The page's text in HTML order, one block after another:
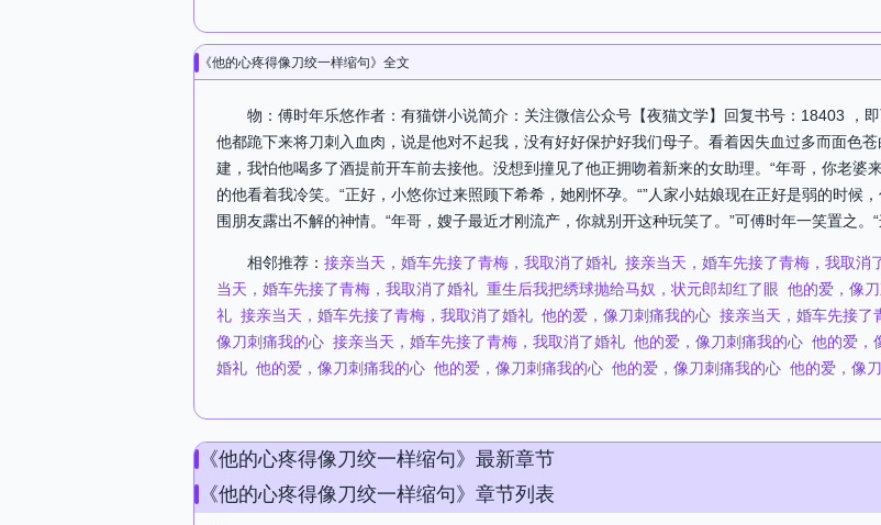
《他的心疼得像刀绞一样缩句》全文
物：傅时年乐悠作者：有猫饼小说简介：关注微信公众号【夜猫文学】回复书号：18403 ，
他都跪下来将刀刺入血肉，说是他对不起我，没有好好保护好我们母子。看着因失血过多而面色
建，我怕他喝多了酒提前开车前去接他。没想到撞见了他正拥吻着新来的女助理。“年哥，你老婆
的他看着我冷笑。“正好，小悠你过来照顾下希希，她刚怀孕。“”人家小姑娘现在正好是弱的时候
围朋友露出不解的神情。“年哥，嫂子最近才刚流产，你就别开这种玩笑了。”可傅时年一笑置之。
相邻推荐： 接亲当天，婚车先接了青梅，我取消了婚礼 接亲当天，婚车先接了青梅，我取消
当天，婚车先接了青梅，我取消了婚礼 重生后我把绣球抛给马奴，状元郎却红了眼 他的爱，像
礼 接亲当天，婚车先接了青梅，我取消了婚礼 他的爱，像刀刺痛我的心 接亲当天，婚车先接了
像刀刺痛我的心 接亲当天，婚车先接了青梅，我取消了婚礼 他的爱，像刀刺痛我的心 他的爱，
婚礼 他的爱，像刀刺痛我的心 他的爱，像刀刺痛我的心 他的爱，像刀刺痛我的心 他的爱，像
《他的心疼得像刀绞一样缩句》最新章节
《他的心疼得像刀绞一样缩句》章节列表